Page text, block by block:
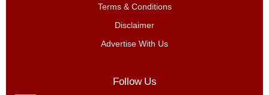
Terms & Conditions
Disclaimer
Advertise With Us
Follow Us